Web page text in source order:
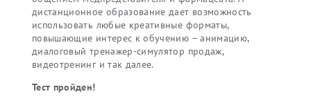
дистанционное образование дает возможность
использовать любые креативные форматы,
повышающие интерес к обучению – анимацию,
диалоговый тренажер-симулятор продаж,
видеотренинг и так далее.
Тест пройден!